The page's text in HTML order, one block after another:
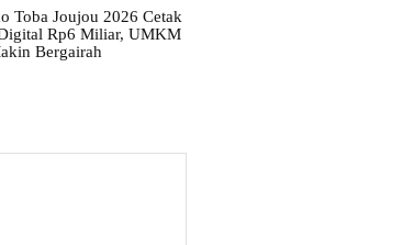
Toba Joujou 2026 Cetak
Rp6 Miliar, UMKM
Bergairah